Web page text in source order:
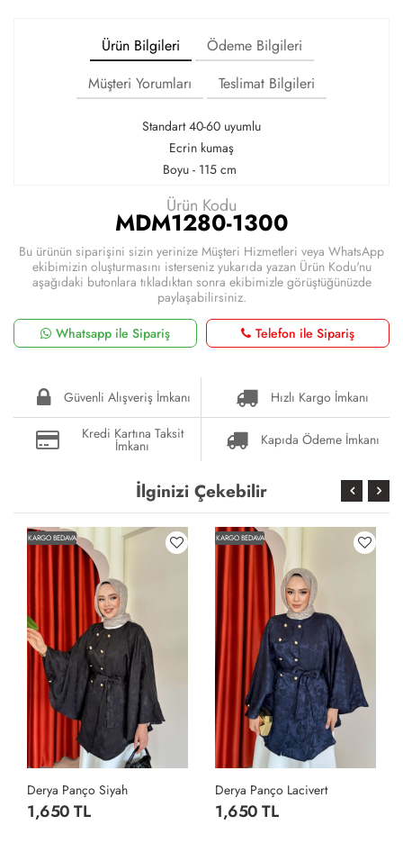
Ürün Bilgileri
Ödeme Bilgileri
Müşteri Yorumları
Teslimat Bilgileri
Standart 40-60 uyumlu
Ecrin kumaş
Boyu - 115 cm
Ürün Kodu
MDM1280-1300
Bu ürünün siparişini sizin yerinize Müşteri Hizmetleri veya WhatsApp
ekibimizin oluşturmasını isterseniz yukarıda yazan Ürün Kodu'nu
aşağıdaki butonlara tıkladıktan sonra ekibimizle görüştüğünüzde
paylaşabilirsiniz.
Whatsapp ile Sipariş
Telefon ile Sipariş
Güvenli Alışveriş İmkanı
Hızlı Kargo İmkanı
Kredi Kartına Taksit
İmkanı Kapıda Ödeme İmkanı
İlginizi Çekebilir
KARGO BEDAVA
Derya Panço Siyah
1,650 TL
KARGO BEDAVA
Derya Panço Lacivert
1,650 TL